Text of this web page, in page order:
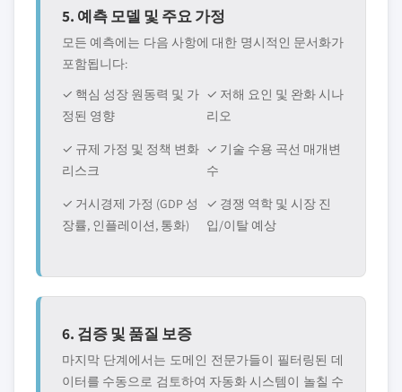
5. 예측 모델 및 주요 가정
모든 예측에는 다음 사항에 대한 명시적인 문서화가
포함됩니다:
✓ 핵심 성장 원동력 및 가
정된 영향
✓ 저해 요인 및 완화 시나
리오
✓ 규제 가정 및 정책 변화
리스크
✓ 기술 수용 곡선 매개변
수
✓ 거시경제 가정 (GDP 성
장률, 인플레이션, 통화)
✓ 경쟁 역학 및 시장 진
입/이탈 예상
6. 검증 및 품질 보증
마지막 단계에서는 도메인 전문가들이 필터링된 데
이터를 수동으로 검토하여 자동화 시스템이 놀칠 수